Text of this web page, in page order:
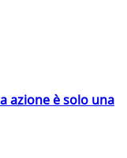
azione è solo una